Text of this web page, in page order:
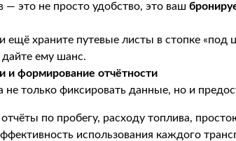
— это не просто удобство, это ваш
ещё храните путевые листы в стопке
ему шанс.
и формирование отчётности
только фиксировать данные, но и
по пробегу, расходу топлива,
использования каждого